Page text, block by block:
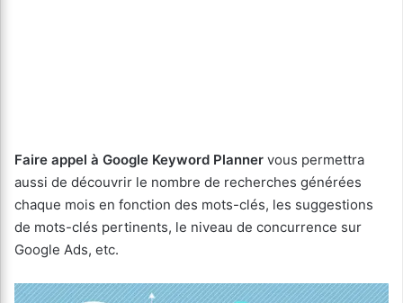
Faire appel à Google Keyword Planner vous permettra
aussi de découvrir le nombre de recherches générées
chaque mois en fonction des mots-clés, les suggestions
de mots-clés pertinents, le niveau de concurrence sur
Google Ads, etc.